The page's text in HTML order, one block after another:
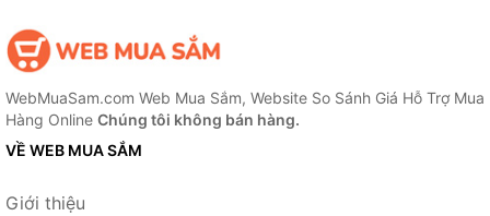
WebMuaSam.com Web Mua Sắm, Website So Sánh Giá Hỗ Trợ Mua
Hàng Online Chúng tôi không bán hàng.
VỀ WEB MUA SẮM
Giới thiệu